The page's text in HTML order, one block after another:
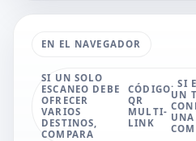
EN EL NAVEGADOR
SI UN SOLO
ESCANEO DEBE
OFRECER
VARIOS
DESTINOS,
COMPARA
CÓDIGO
QR
MULTI-
LINK
. SI
UN
UNA